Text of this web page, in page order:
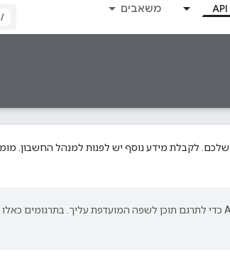
משאבים
/
‫Google משתמשת בטכנולוגיית AI כדי לתרגם תוכן לשפה המועדפת עליך. בתרגומים כאלו